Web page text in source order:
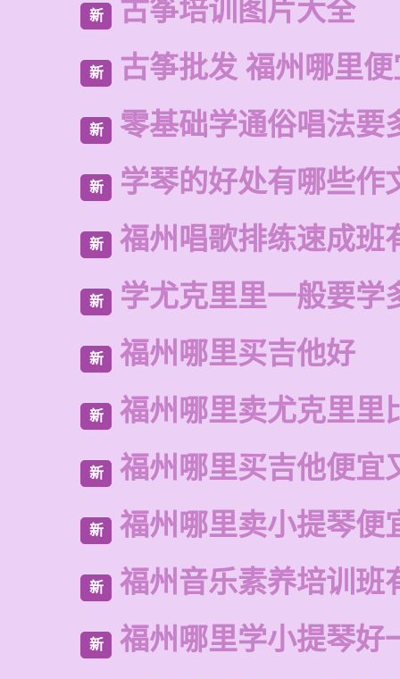
新 古筝培训图片大全
新 古筝批发 福州哪里
新 零基础学通俗唱法要
新 学琴的好处有哪些作
新 福州唱歌排练速成班
新 学尤克里里一般要学
新 福州哪里买吉他好
新 福州哪里卖尤克里里
新 福州哪里买吉他便宜
新 福州哪里卖小提琴便
新 福州音乐素养培训班
新 福州哪里学小提琴好